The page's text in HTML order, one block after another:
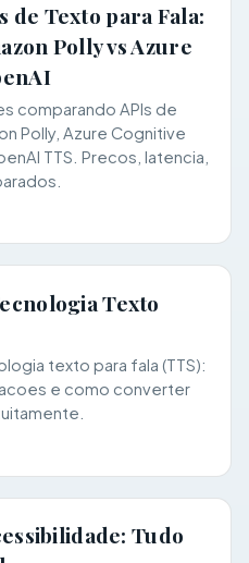
de Texto para Fala:
Polly vs Azure
comparando APIs de
Polly, Azure Cognitive
TTS. Precos, latencia,
Texto
texto para fala (TTS):
e como converter
Tudo